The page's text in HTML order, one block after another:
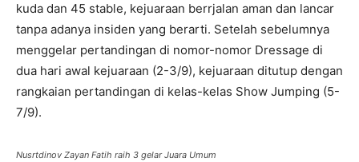
kuda dan 45 stable, kejuaraan berrjalan aman dan lancar
tanpa adanya insiden yang berarti. Setelah sebelumnya
menggelar pertandingan di nomor-nomor Dressage di
dua hari awal kejuaraan (2-3/9), kejuaraan ditutup dengan
rangkaian pertandingan di kelas-kelas Show Jumping (5-
7/9).
Nusrtdinov Zayan Fatih raih 3 gelar Juara Umum